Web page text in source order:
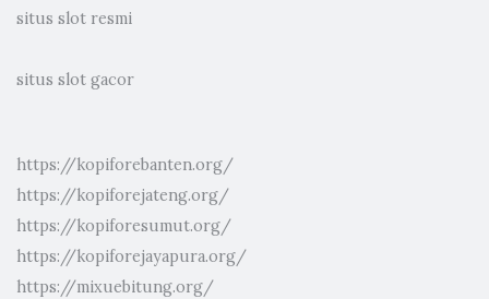
situs slot resmi
situs slot gacor
https://kopiforebanten.org/
https://kopiforejateng.org/
https://kopiforesumut.org/
https://kopiforejayapura.org/
https://mixuebitung.org/